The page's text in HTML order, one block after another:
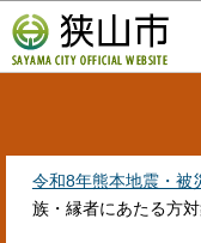
の
ペ
令和8年熊本地震・被
族・縁者にあたる方対